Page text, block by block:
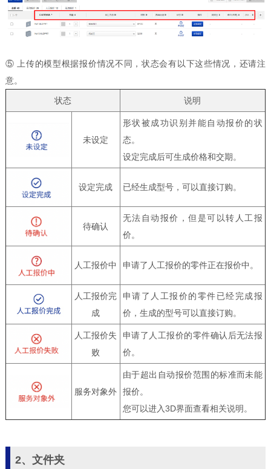
⑤ 上传的模型根据报价情况不同，状态会有以下这些情况，还请注
意。
状态 说明
未设定
形状被成功识别并能自动报价的状
态。
设定完成后可生成价格和交期。
设定完成 已经生成型号，可以直接订购。
待确认
无法自动报价，但是可以转人工报
价。
人工报价中 申请了人工报价的零件正在报价中。
人工报价完
成
申请了人工报价的零件已经完成报
价，生成的型号可以直接订购。
人工报价失
败
申请了人工报价的零件确认后无法报
价。
服务对象外
由于超出自动报价范围的标准而未能
报价。
您可以进入3D界面查看相关说明。
2、文件夹